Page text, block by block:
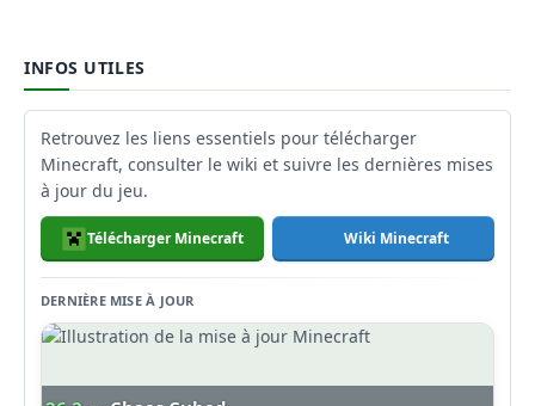
INFOS UTILES
Retrouvez les liens essentiels pour télécharger
Minecraft, consulter le wiki et suivre les dernières mises
à jour du jeu.
Télécharger Minecraft Wiki Minecraft
DERNIÈRE MISE À JOUR